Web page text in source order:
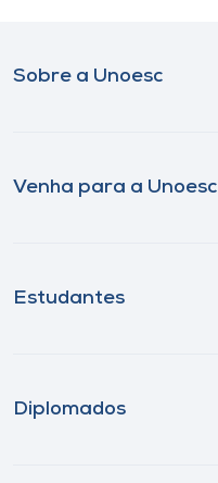
Sobre a Unoesc
Venha para a Unoesc
Estudantes
Diplomados